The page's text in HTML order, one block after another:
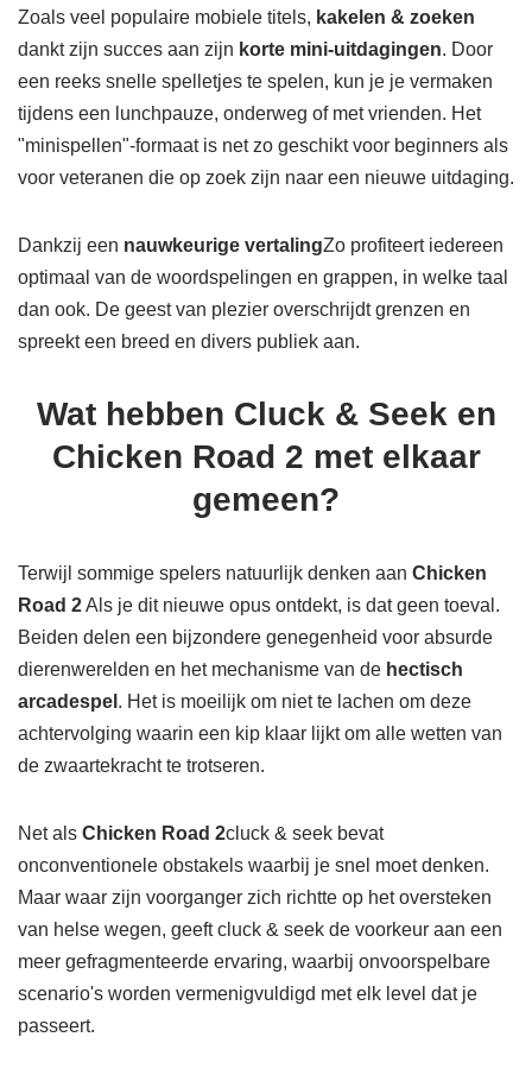
Zoals veel populaire mobiele titels, kakelen & zoeken
dankt zijn succes aan zijn korte mini-uitdagingen. Door
een reeks snelle spelletjes te spelen, kun je je vermaken
tijdens een lunchpauze, onderweg of met vrienden. Het
"minispellen"-formaat is net zo geschikt voor beginners als
voor veteranen die op zoek zijn naar een nieuwe uitdaging.
Dankzij een nauwkeurige vertalingZo profiteert iedereen
optimaal van de woordspelingen en grappen, in welke taal
dan ook. De geest van plezier overschrijdt grenzen en
spreekt een breed en divers publiek aan.
Wat hebben Cluck & Seek en
Chicken Road 2 met elkaar
gemeen?
Terwijl sommige spelers natuurlijk denken aan Chicken
Road 2Als je dit nieuwe opus ontdekt, is dat geen toeval.
Beiden delen een bijzondere genegenheid voor absurde
dierenwerelden en het mechanisme van de hectisch
arcadespel . Het is moeilijk om niet te lachen om deze
achtervolging waarin een kip klaar lijkt om alle wetten van
de zwaartekracht te trotseren.
Net als Chicken Road 2cluck & seek bevat
onconventionele obstakels waarbij je snel moet denken.
Maar waar zijn voorganger zich richtte op het oversteken
van helse wegen, geeft cluck & seek de voorkeur aan een
meer gefragmenteerde ervaring, waarbij onvoorspelbare
scenario's worden vermenigvuldigd met elk level dat je
passeert.